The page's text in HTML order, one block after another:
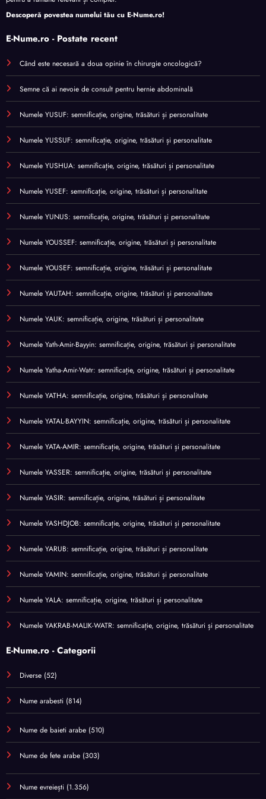
Descoperă povestea numelui tău cu E-Nume.ro!
E-Nume.ro - Postate recent
Când este necesară a doua opinie în chirurgie oncologică?
Semne că ai nevoie de consult pentru hernie abdominală
Numele YUSUF: semnificație, origine, trăsături și personalitate
Numele YUSSUF: semnificație, origine, trăsături și personalitate
Numele YUSHUA: semnificație, origine, trăsături și personalitate
Numele YUSEF: semnificație, origine, trăsături și personalitate
Numele YUNUS: semnificație, origine, trăsături și personalitate
Numele YOUSSEF: semnificație, origine, trăsături și personalitate
Numele YOUSEF: semnificație, origine, trăsături și personalitate
Numele YAUTAH: semnificație, origine, trăsături și personalitate
Numele YAUK: semnificație, origine, trăsături și personalitate
Numele Yath-Amir-Bayyin: semnificație, origine, trăsături și personalitate
Numele Yatha-Amir-Watr: semnificație, origine, trăsături și personalitate
Numele YATHA: semnificație, origine, trăsături și personalitate
Numele YATAL-BAYYIN: semnificație, origine, trăsături și personalitate
Numele YATA-AMIR: semnificație, origine, trăsături și personalitate
Numele YASSER: semnificație, origine, trăsături și personalitate
Numele YASIR: semnificație, origine, trăsături și personalitate
Numele YASHDJOB: semnificație, origine, trăsături și personalitate
Numele YARUB: semnificație, origine, trăsături și personalitate
Numele YAMIN: semnificație, origine, trăsături și personalitate
Numele YALA: semnificație, origine, trăsături și personalitate
Numele YAKRAB-MALIK-WATR: semnificație, origine, trăsături și personalitate
E-Nume.ro - Categorii
Diverse (52)
Nume arabesti (814)
Nume de baieti arabe (510)
Nume de fete arabe (303)
Nume evreiești (1.356)